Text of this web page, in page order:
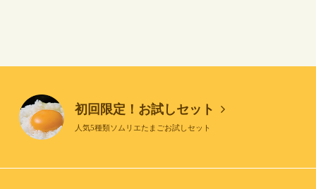
初回限定！お試しセット
人気5種類ソムリエたまごお試しセット